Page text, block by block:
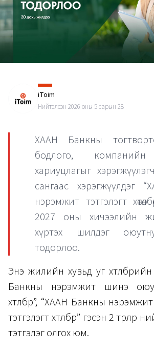
iToim
Нийтэлсэн 2026 оны 5 сарын 28
ХААН Банкны
бодлого,
хариуцлагыг
сангаас хэрэгжүүлдэг
нэрэмжит тэтгэлэгт
2027 оны хичээлийн
хүртэх шилдэг
тодорлоо.
Энэ жилийн хувьд уг
Банкны нэрэмжит шинэ
хөтөлбөр”, “ХААН Банкны
тэтгэлэгт хөтөлбөр” гэсэн 2
тэтгэлэг олгох юм.